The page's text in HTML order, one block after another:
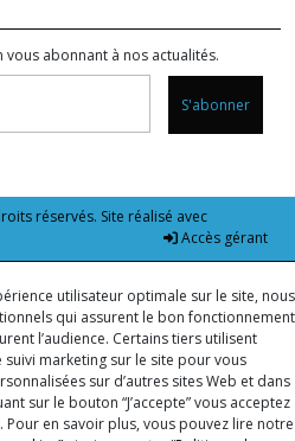
abonnant à nos actualités.
S'abonner
réservés. Site réalisé avec
Accès gérant
utilisateur optimale sur le site, nous
qui assurent le bon fonctionnement
l’audience. Certains tiers utilisent
marketing sur le site pour vous
sur d’autres sites Web et dans
sur le bouton “J’accepte” vous acceptez
Pour en savoir plus, vous pouvez lire notre